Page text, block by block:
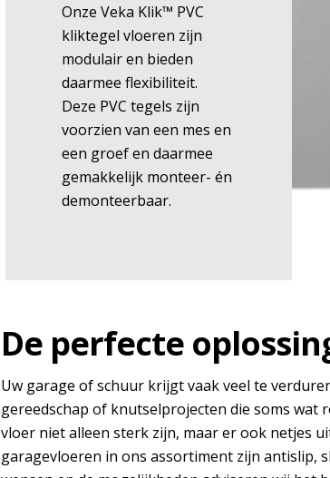
Onze Veka Klik™ PVC
kliktegel vloeren zijn
modulair en bieden
daarmee flexibiliteit.
Deze PVC tegels zijn
voorzien van een mes en
een groef en daarmee
gemakkelijk monteer- én
demonteerbaar.
De perfecte
Uw garage of schuur krijgt vaak veel te
gereedschap of knutselprojecten die soms wat
vloer niet alleen sterk zijn, maar er ook netjes
garagevloeren in ons assortiment zijn antislip,